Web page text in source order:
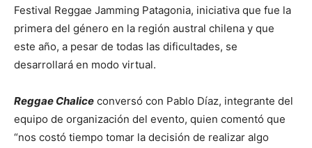
Festival Reggae Jamming Patagonia, iniciativa que fue la
primera del género en la región austral chilena y que
este año, a pesar de todas las dificultades, se
desarrollará en modo virtual.
Reggae Chalice conversó con Pablo Díaz, integrante del
equipo de organización del evento, quien comentó que
“nos costó tiempo tomar la decisión de realizar algo